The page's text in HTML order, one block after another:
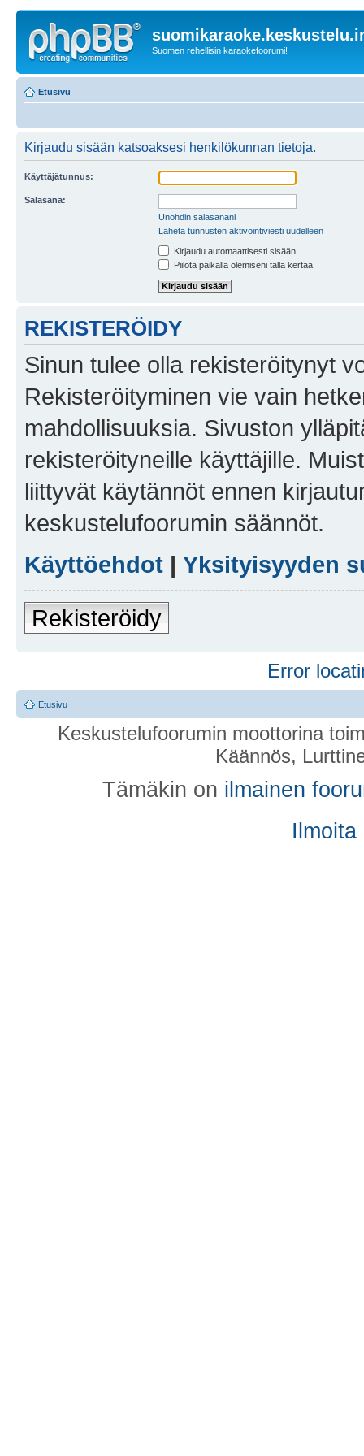
Suomen rehellisin karaokefoorumi!
Etusivu
Kirjaudu sisään katsoaksesi henkilökunnan tietoja.
Käyttäjätunnus:
Salasana:
Unohdin salasanani
Lähetä tunnusten aktivointiviesti uudelleen
Kirjaudu automaattisesti sisään.
Piilota paikalla olemiseni tällä kertaa
REKISTERÖIDY
Sinun tulee olla rekisteröitynyt
Rekisteröityminen vie vain
mahdollisuuksia. Sivuston
rekisteröityneille käyttäjille.
liittyvät käytännöt ennen
keskustelufoorumin säännöt.
Käyttöehdot | Yksityisyyden
Rekisteröidy
Error
Etusivu
Keskustelufoorumin moottorina
Käännös,
Tämäkin on ilmainen